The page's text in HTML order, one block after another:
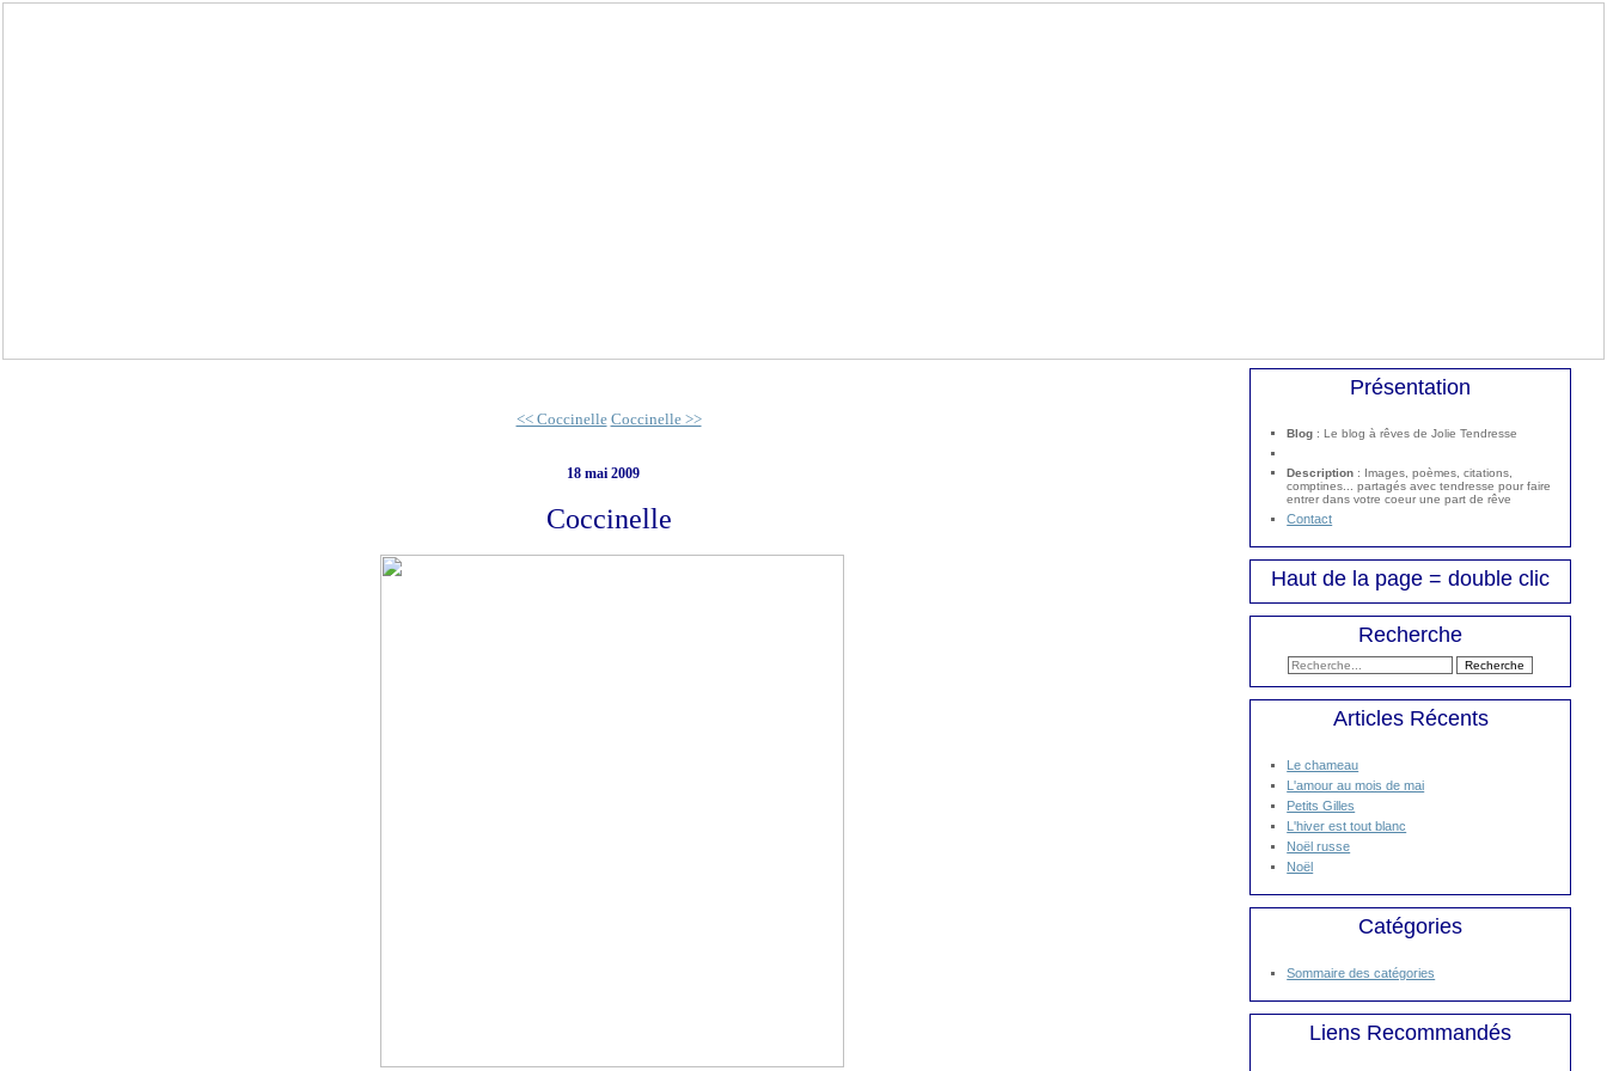
<< Coccinelle Coccinelle >>
18 mai 2009
Coccinelle
Présentation
Blog : Le blog à rêves de Jolie Tendresse
Description : Images, poèmes, citations,
comptines... partagés avec tendresse pour faire
entrer dans votre coeur une part de rêve
Contact
Haut de la page = double clic
Recherche
Articles Récents
Le chameau
L'amour au mois de mai
Petits Gilles
L'hiver est tout blanc
Noël russe
Noël
Catégories
Sommaire des catégories
Liens Recommandés